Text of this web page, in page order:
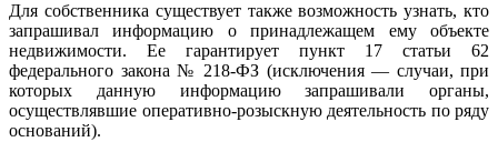
Для собственника существует также возможность узнать, кто
запрашивал информацию о принадлежащем ему объекте
недвижимости. Ее гарантирует пункт 17 статьи 62
федерального закона № 218-ФЗ (исключения — случаи, при
которых данную информацию запрашивали органы,
осуществлявшие оперативно-розыскную деятельность по ряду
оснований).